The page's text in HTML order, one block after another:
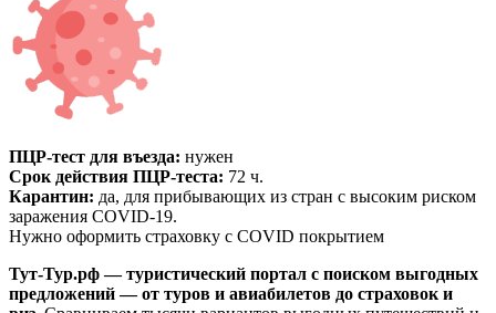
ПЦР-тест для въезда: нужен
Срок действия ПЦР-теста: 72 ч.
Карантин: да, для прибывающих из стран с высоким риском
заражения COVID-19.
Нужно оформить страховку с COVID покрытием
Тут-Тур.рф — туристический портал с поиском выгодных
предложений — от туров и авиабилетов до страховок и